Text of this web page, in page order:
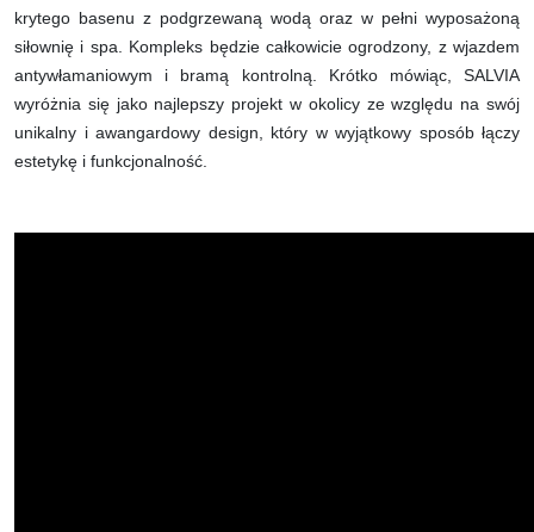
krytego basenu z podgrzewaną wodą oraz w pełni wyposażoną
siłownię i spa. Kompleks będzie całkowicie ogrodzony, z wjazdem
antywłamaniowym i bramą kontrolną. Krótko mówiąc, SALVIA
wyróżnia się jako najlepszy projekt w okolicy ze względu na swój
unikalny i awangardowy design, który w wyjątkowy sposób łączy
estetykę i funkcjonalność.